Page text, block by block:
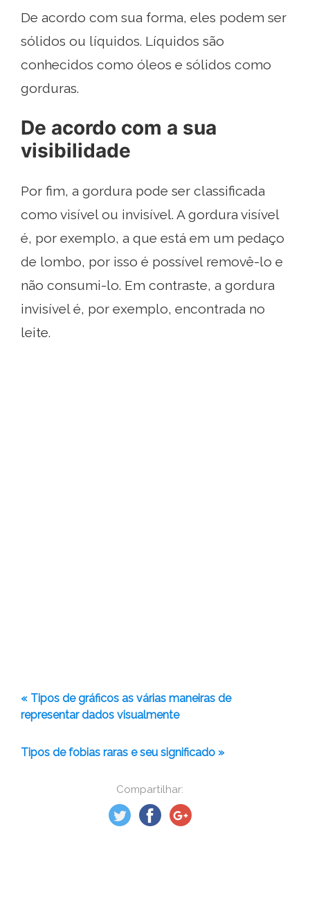
Compartilhar:
De acordo com sua forma, eles podem ser
sólidos ou líquidos. Líquidos são
conhecidos como óleos e sólidos como
gorduras.
De acordo com a sua
visibilidade
Por fim, a gordura pode ser classificada
como visível ou invisível. A gordura visível
é, por exemplo, a que está em um pedaço
de lombo, por isso é possível removê-lo e
não consumi-lo. Em contraste, a gordura
invisível é, por exemplo, encontrada no
leite.
« Tipos de gráficos as várias maneiras de
representar dados visualmente
Tipos de fobias raras e seu significado »